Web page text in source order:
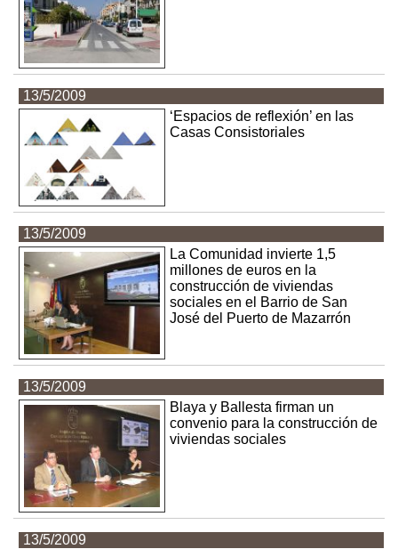
13/5/2009
‘Espacios de reflexión’ en las
Casas Consistoriales
13/5/2009
La Comunidad invierte 1,5
millones de euros en la
construcción de viviendas
sociales en el Barrio de San
José del Puerto de Mazarrón
13/5/2009
Blaya y Ballesta firman un
convenio para la construcción de
viviendas sociales
13/5/2009